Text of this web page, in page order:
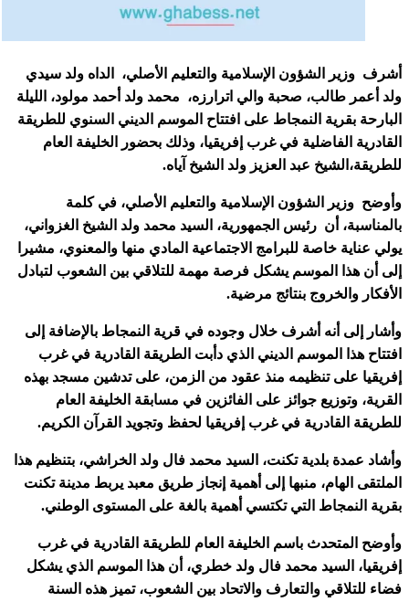
أشرف وزير الشؤون الإسلامية والتعليم الأصلي، الداه ولد سيدي
ولد أعمر طالب، صحبة والي اترارزه، محمد ولد أحمد مولود، الليلة
البارحة بقرية النمجاط على افتتاح الموسم الديني السنوي للطريقة
القادرية الفاضلية في غرب إفريقيا، وذلك بحضور الخليفة العام
للطريقة،الشيخ عبد العزيز ولد الشيخ آياه.
وأوضح وزير الشؤون الإسلامية والتعليم الأصلي، في كلمة
بالمناسبة، أن رئيس الجمهورية، السيد محمد ولد الشيخ الغزواني،
يولي عناية خاصة للبرامج الاجتماعية المادي منها والمعنوي، مشيرا
إلى أن هذا الموسم يشكل فرصة مهمة للتلاقي بين الشعوب لتبادل
الأفكار والخروج بنتائج مرضية.
وأشار إلى أنه أشرف خلال وجوده في قرية النمجاط بالإضافة إلى
افتتاح هذا الموسم الديني الذي دأبت الطريقة القادرية في غرب
إفريقيا على تنظيمه منذ عقود من الزمن، على تدشين مسجد بهذه
القرية، وتوزيع جوائز على الفائزين في مسابقة الخليفة العام
للطريقة القادرية في غرب إفريقيا لحفظ وتجويد القرآن الكريم.
وأشاد عمدة بلدية تكنت، السيد محمد فال ولد الخراشي، بتنظيم هذا
الملتقى الهام، منبها إلى أهمية إنجاز طريق معبد يربط مدينة تكنت
بقرية النمجاط التي تكتسي أهمية بالغة على المستوى الوطني.
وأوضح المتحدث باسم الخليفة العام للطريقة القادرية في غرب
إفريقيا، السيد محمد فال ولد خطري، أن هذا الموسم الذي يشكل
فضاء للتلاقي والتعارف والاتحاد بين الشعوب، تميز هذه السنة